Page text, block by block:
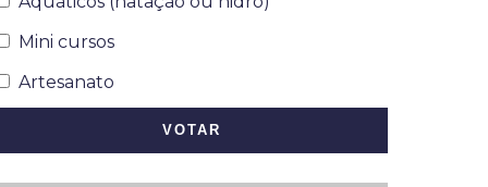
Mini cursos
Artesanato